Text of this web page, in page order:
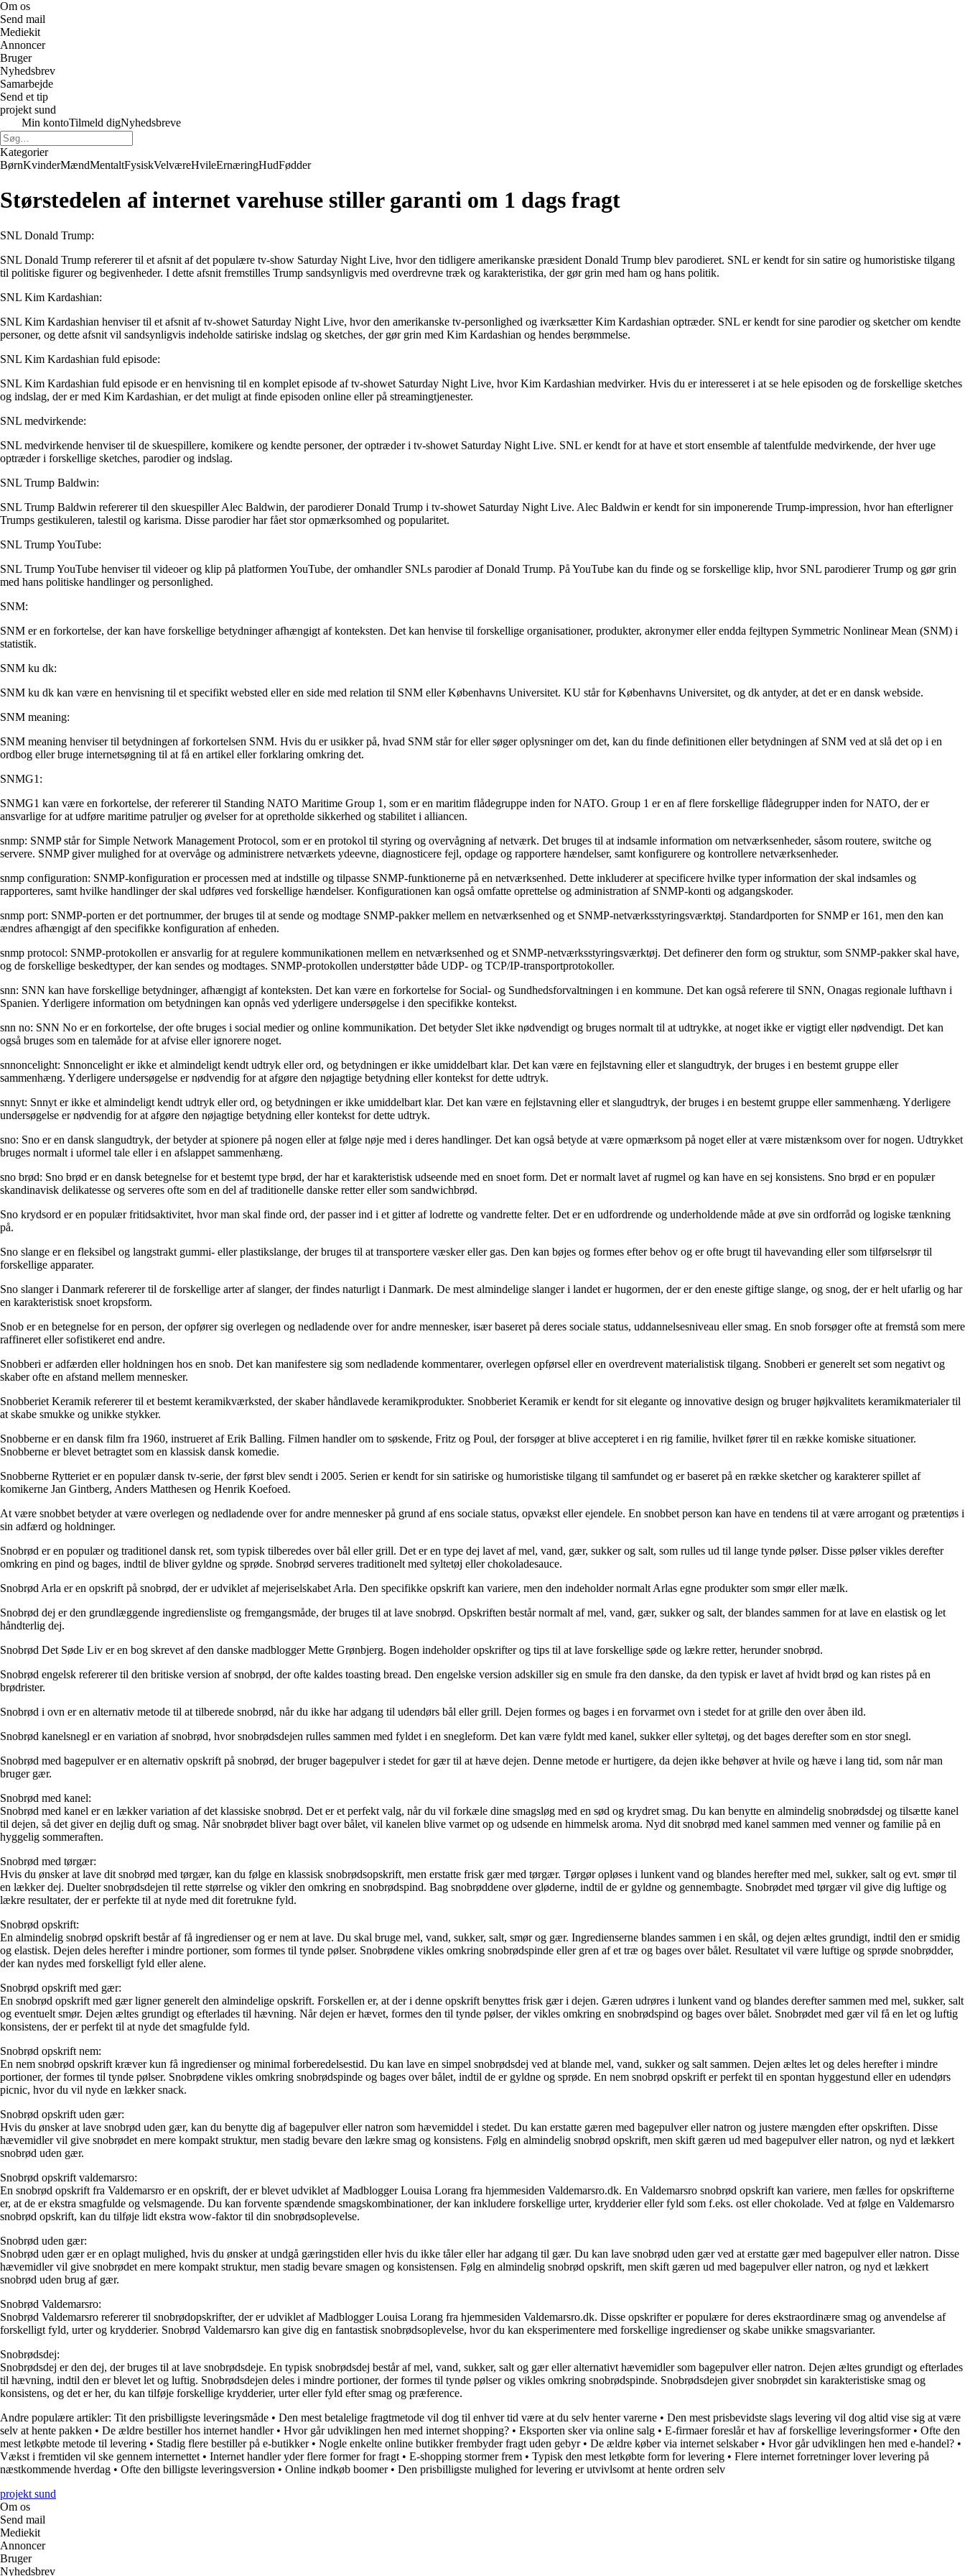
Om os
Send mail
Mediekit
Annoncer
Bruger
Nyhedsbrev
Samarbejde
Send et tip
projekt sund
Min kontoTilmeld digNyhedsbreve
Kategorier
BørnKvinderMændMentaltFysiskVelværeHvileErnæringHudFødder
Størstedelen af internet varehuse stiller garanti om 1 dags fragt
SNL Donald Trump:
SNL Donald Trump refererer til et afsnit af det populære tv-show Saturday Night Live, hvor den tidligere amerikanske præsident Donald Trump blev parodieret. SNL er kendt for sin satire og humoristiske tilgang
til politiske figurer og begivenheder. I dette afsnit fremstilles Trump sandsynligvis med overdrevne træk og karakteristika, der gør grin med ham og hans politik.
SNL Kim Kardashian:
SNL Kim Kardashian henviser til et afsnit af tv-showet Saturday Night Live, hvor den amerikanske tv-personlighed og iværksætter Kim Kardashian optræder. SNL er kendt for sine parodier og sketcher om kendte
personer, og dette afsnit vil sandsynligvis indeholde satiriske indslag og sketches, der gør grin med Kim Kardashian og hendes berømmelse.
SNL Kim Kardashian fuld episode:
SNL Kim Kardashian fuld episode er en henvisning til en komplet episode af tv-showet Saturday Night Live, hvor Kim Kardashian medvirker. Hvis du er interesseret i at se hele episoden og de forskellige sketches
og indslag, der er med Kim Kardashian, er det muligt at finde episoden online eller på streamingtjenester.
SNL medvirkende:
SNL medvirkende henviser til de skuespillere, komikere og kendte personer, der optræder i tv-showet Saturday Night Live. SNL er kendt for at have et stort ensemble af talentfulde medvirkende, der hver uge
optræder i forskellige sketches, parodier og indslag.
SNL Trump Baldwin:
SNL Trump Baldwin refererer til den skuespiller Alec Baldwin, der parodierer Donald Trump i tv-showet Saturday Night Live. Alec Baldwin er kendt for sin imponerende Trump-impression, hvor han efterligner
Trumps gestikuleren, talestil og karisma. Disse parodier har fået stor opmærksomhed og popularitet.
SNL Trump YouTube:
SNL Trump YouTube henviser til videoer og klip på platformen YouTube, der omhandler SNLs parodier af Donald Trump. På YouTube kan du finde og se forskellige klip, hvor SNL parodierer Trump og gør grin
med hans politiske handlinger og personlighed.
SNM:
SNM er en forkortelse, der kan have forskellige betydninger afhængigt af konteksten. Det kan henvise til forskellige organisationer, produkter, akronymer eller endda fejltypen Symmetric Nonlinear Mean (SNM) i
statistik.
SNM ku dk:
SNM ku dk kan være en henvisning til et specifikt websted eller en side med relation til SNM eller Københavns Universitet. KU står for Københavns Universitet, og dk antyder, at det er en dansk webside.
SNM meaning:
SNM meaning henviser til betydningen af forkortelsen SNM. Hvis du er usikker på, hvad SNM står for eller søger oplysninger om det, kan du finde definitionen eller betydningen af SNM ved at slå det op i en
ordbog eller bruge internetsøgning til at få en artikel eller forklaring omkring det.
SNMG1:
SNMG1 kan være en forkortelse, der refererer til Standing NATO Maritime Group 1, som er en maritim flådegruppe inden for NATO. Group 1 er en af flere forskellige flådegrupper inden for NATO, der er
ansvarlige for at udføre maritime patruljer og øvelser for at opretholde sikkerhed og stabilitet i alliancen.
snmp: SNMP står for Simple Network Management Protocol, som er en protokol til styring og overvågning af netværk. Det bruges til at indsamle information om netværksenheder, såsom routere, switche og
servere. SNMP giver mulighed for at overvåge og administrere netværkets ydeevne, diagnosticere fejl, opdage og rapportere hændelser, samt konfigurere og kontrollere netværksenheder.
snmp configuration: SNMP-konfiguration er processen med at indstille og tilpasse SNMP-funktionerne på en netværksenhed. Dette inkluderer at specificere hvilke typer information der skal indsamles og
rapporteres, samt hvilke handlinger der skal udføres ved forskellige hændelser. Konfigurationen kan også omfatte oprettelse og administration af SNMP-konti og adgangskoder.
snmp port: SNMP-porten er det portnummer, der bruges til at sende og modtage SNMP-pakker mellem en netværksenhed og et SNMP-netværksstyringsværktøj. Standardporten for SNMP er 161, men den kan
ændres afhængigt af den specifikke konfiguration af enheden.
snmp protocol: SNMP-protokollen er ansvarlig for at regulere kommunikationen mellem en netværksenhed og et SNMP-netværksstyringsværktøj. Det definerer den form og struktur, som SNMP-pakker skal have,
og de forskellige beskedtyper, der kan sendes og modtages. SNMP-protokollen understøtter både UDP- og TCP/IP-transportprotokoller.
snn: SNN kan have forskellige betydninger, afhængigt af konteksten. Det kan være en forkortelse for Social- og Sundhedsforvaltningen i en kommune. Det kan også referere til SNN, Onagas regionale lufthavn i
Spanien. Yderligere information om betydningen kan opnås ved yderligere undersøgelse i den specifikke kontekst.
snn no: SNN No er en forkortelse, der ofte bruges i social medier og online kommunikation. Det betyder Slet ikke nødvendigt og bruges normalt til at udtrykke, at noget ikke er vigtigt eller nødvendigt. Det kan
også bruges som en talemåde for at afvise eller ignorere noget.
snnoncelight: Snnoncelight er ikke et almindeligt kendt udtryk eller ord, og betydningen er ikke umiddelbart klar. Det kan være en fejlstavning eller et slangudtryk, der bruges i en bestemt gruppe eller
sammenhæng. Yderligere undersøgelse er nødvendig for at afgøre den nøjagtige betydning eller kontekst for dette udtryk.
snnyt: Snnyt er ikke et almindeligt kendt udtryk eller ord, og betydningen er ikke umiddelbart klar. Det kan være en fejlstavning eller et slangudtryk, der bruges i en bestemt gruppe eller sammenhæng. Yderligere
undersøgelse er nødvendig for at afgøre den nøjagtige betydning eller kontekst for dette udtryk.
sno: Sno er en dansk slangudtryk, der betyder at spionere på nogen eller at følge nøje med i deres handlinger. Det kan også betyde at være opmærksom på noget eller at være mistænksom over for nogen. Udtrykket
bruges normalt i uformel tale eller i en afslappet sammenhæng.
sno brød: Sno brød er en dansk betegnelse for et bestemt type brød, der har et karakteristisk udseende med en snoet form. Det er normalt lavet af rugmel og kan have en sej konsistens. Sno brød er en populær
skandinavisk delikatesse og serveres ofte som en del af traditionelle danske retter eller som sandwichbrød.
Sno krydsord er en populær fritidsaktivitet, hvor man skal finde ord, der passer ind i et gitter af lodrette og vandrette felter. Det er en udfordrende og underholdende måde at øve sin ordforråd og logiske tænkning
på.
Sno slange er en fleksibel og langstrakt gummi- eller plastikslange, der bruges til at transportere væsker eller gas. Den kan bøjes og formes efter behov og er ofte brugt til havevanding eller som tilførselsrør til
forskellige apparater.
Sno slanger i Danmark refererer til de forskellige arter af slanger, der findes naturligt i Danmark. De mest almindelige slanger i landet er hugormen, der er den eneste giftige slange, og snog, der er helt ufarlig og har
en karakteristisk snoet kropsform.
Snob er en betegnelse for en person, der opfører sig overlegen og nedladende over for andre mennesker, især baseret på deres sociale status, uddannelsesniveau eller smag. En snob forsøger ofte at fremstå som mere
raffineret eller sofistikeret end andre.
Snobberi er adfærden eller holdningen hos en snob. Det kan manifestere sig som nedladende kommentarer, overlegen opførsel eller en overdrevent materialistisk tilgang. Snobberi er generelt set som negativt og
skaber ofte en afstand mellem mennesker.
Snobberiet Keramik refererer til et bestemt keramikværksted, der skaber håndlavede keramikprodukter. Snobberiet Keramik er kendt for sit elegante og innovative design og bruger højkvalitets keramikmaterialer til
at skabe smukke og unikke stykker.
Snobberne er en dansk film fra 1960, instrueret af Erik Balling. Filmen handler om to søskende, Fritz og Poul, der forsøger at blive accepteret i en rig familie, hvilket fører til en række komiske situationer.
Snobberne er blevet betragtet som en klassisk dansk komedie.
Snobberne Rytteriet er en populær dansk tv-serie, der først blev sendt i 2005. Serien er kendt for sin satiriske og humoristiske tilgang til samfundet og er baseret på en række sketcher og karakterer spillet af
komikerne Jan Gintberg, Anders Matthesen og Henrik Koefoed.
At være snobbet betyder at være overlegen og nedladende over for andre mennesker på grund af ens sociale status, opvækst eller ejendele. En snobbet person kan have en tendens til at være arrogant og prætentiøs i
sin adfærd og holdninger.
Snobrød er en populær og traditionel dansk ret, som typisk tilberedes over bål eller grill. Det er en type dej lavet af mel, vand, gær, sukker og salt, som rulles ud til lange tynde pølser. Disse pølser vikles derefter
omkring en pind og bages, indtil de bliver gyldne og sprøde. Snobrød serveres traditionelt med syltetøj eller chokoladesauce.
Snobrød Arla er en opskrift på snobrød, der er udviklet af mejeriselskabet Arla. Den specifikke opskrift kan variere, men den indeholder normalt Arlas egne produkter som smør eller mælk.
Snobrød dej er den grundlæggende ingrediensliste og fremgangsmåde, der bruges til at lave snobrød. Opskriften består normalt af mel, vand, gær, sukker og salt, der blandes sammen for at lave en elastisk og let
håndterlig dej.
Snobrød Det Søde Liv er en bog skrevet af den danske madblogger Mette Grønbjerg. Bogen indeholder opskrifter og tips til at lave forskellige søde og lækre retter, herunder snobrød.
Snobrød engelsk refererer til den britiske version af snobrød, der ofte kaldes toasting bread. Den engelske version adskiller sig en smule fra den danske, da den typisk er lavet af hvidt brød og kan ristes på en
brødrister.
Snobrød i ovn er en alternativ metode til at tilberede snobrød, når du ikke har adgang til udendørs bål eller grill. Dejen formes og bages i en forvarmet ovn i stedet for at grille den over åben ild.
Snobrød kanelsnegl er en variation af snobrød, hvor snobrødsdejen rulles sammen med fyldet i en snegleform. Det kan være fyldt med kanel, sukker eller syltetøj, og det bages derefter som en stor snegl.
Snobrød med bagepulver er en alternativ opskrift på snobrød, der bruger bagepulver i stedet for gær til at hæve dejen. Denne metode er hurtigere, da dejen ikke behøver at hvile og hæve i lang tid, som når man
bruger gær.
Snobrød med kanel:
Snobrød med kanel er en lækker variation af det klassiske snobrød. Det er et perfekt valg, når du vil forkæle dine smagsløg med en sød og krydret smag. Du kan benytte en almindelig snobrødsdej og tilsætte kanel
til dejen, så det giver en dejlig duft og smag. Når snobrødet bliver bagt over bålet, vil kanelen blive varmet op og udsende en himmelsk aroma. Nyd dit snobrød med kanel sammen med venner og familie på en
hyggelig sommeraften.
Snobrød med tørgær:
Hvis du ønsker at lave dit snobrød med tørgær, kan du følge en klassisk snobrødsopskrift, men erstatte frisk gær med tørgær. Tørgør opløses i lunkent vand og blandes herefter med mel, sukker, salt og evt. smør til
en lækker dej. Duelter snobrødsdejen til rette størrelse og vikler den omkring en snobrødspind. Bag snobrøddene over gløderne, indtil de er gyldne og gennembagte. Snobrødet med tørgær vil give dig luftige og
lækre resultater, der er perfekte til at nyde med dit foretrukne fyld.
Snobrød opskrift:
En almindelig snobrød opskrift består af få ingredienser og er nem at lave. Du skal bruge mel, vand, sukker, salt, smør og gær. Ingredienserne blandes sammen i en skål, og dejen æltes grundigt, indtil den er smidig
og elastisk. Dejen deles herefter i mindre portioner, som formes til tynde pølser. Snobrødene vikles omkring snobrødspinde eller gren af et træ og bages over bålet. Resultatet vil være luftige og sprøde snobrødder,
der kan nydes med forskelligt fyld eller alene.
Snobrød opskrift med gær:
En snobrød opskrift med gær ligner generelt den almindelige opskrift. Forskellen er, at der i denne opskrift benyttes frisk gær i dejen. Gæren udrøres i lunkent vand og blandes derefter sammen med mel, sukker, salt
og eventuelt smør. Dejen æltes grundigt og efterlades til hævning. Når dejen er hævet, formes den til tynde pølser, der vikles omkring en snobrødspind og bages over bålet. Snobrødet med gær vil få en let og luftig
konsistens, der er perfekt til at nyde det smagfulde fyld.
Snobrød opskrift nem:
En nem snobrød opskrift kræver kun få ingredienser og minimal forberedelsestid. Du kan lave en simpel snobrødsdej ved at blande mel, vand, sukker og salt sammen. Dejen æltes let og deles herefter i mindre
portioner, der formes til tynde pølser. Snobrødene vikles omkring snobrødspinde og bages over bålet, indtil de er gyldne og sprøde. En nem snobrød opskrift er perfekt til en spontan hyggestund eller en udendørs
picnic, hvor du vil nyde en lækker snack.
Snobrød opskrift uden gær:
Hvis du ønsker at lave snobrød uden gær, kan du benytte dig af bagepulver eller natron som hævemiddel i stedet. Du kan erstatte gæren med bagepulver eller natron og justere mængden efter opskriften. Disse
hævemidler vil give snobrødet en mere kompakt struktur, men stadig bevare den lækre smag og konsistens. Følg en almindelig snobrød opskrift, men skift gæren ud med bagepulver eller natron, og nyd et lækkert
snobrød uden gær.
Snobrød opskrift valdemarsro:
En snobrød opskrift fra Valdemarsro er en opskrift, der er blevet udviklet af Madblogger Louisa Lorang fra hjemmesiden Valdemarsro.dk. En Valdemarsro snobrød opskrift kan variere, men fælles for opskrifterne
er, at de er ekstra smagfulde og velsmagende. Du kan forvente spændende smagskombinationer, der kan inkludere forskellige urter, krydderier eller fyld som f.eks. ost eller chokolade. Ved at følge en Valdemarsro
snobrød opskrift, kan du tilføje lidt ekstra wow-faktor til din snobrødsoplevelse.
Snobrød uden gær:
Snobrød uden gær er en oplagt mulighed, hvis du ønsker at undgå gæringstiden eller hvis du ikke tåler eller har adgang til gær. Du kan lave snobrød uden gær ved at erstatte gær med bagepulver eller natron. Disse
hævemidler vil give snobrødet en mere kompakt struktur, men stadig bevare smagen og konsistensen. Følg en almindelig snobrød opskrift, men skift gæren ud med bagepulver eller natron, og nyd et lækkert
snobrød uden brug af gær.
Snobrød Valdemarsro:
Snobrød Valdemarsro refererer til snobrødopskrifter, der er udviklet af Madblogger Louisa Lorang fra hjemmesiden Valdemarsro.dk. Disse opskrifter er populære for deres ekstraordinære smag og anvendelse af
forskelligt fyld, urter og krydderier. Snobrød Valdemarsro kan give dig en fantastisk snobrødsoplevelse, hvor du kan eksperimentere med forskellige ingredienser og skabe unikke smagsvarianter.
Snobrødsdej:
Snobrødsdej er den dej, der bruges til at lave snobrødsdeje. En typisk snobrødsdej består af mel, vand, sukker, salt og gær eller alternativt hævemidler som bagepulver eller natron. Dejen æltes grundigt og efterlades
til hævning, indtil den er blevet let og luftig. Snobrødsdejen deles i mindre portioner, der formes til tynde pølser og vikles omkring snobrødspinde. Snobrødsdejen giver snobrødet sin karakteristiske smag og
konsistens, og det er her, du kan tilføje forskellige krydderier, urter eller fyld efter smag og præference.
Andre populære artikler: Tit den prisbilligste leveringsmåde • Den mest betalelige fragtmetode vil dog til enhver tid være at du selv henter varerne • Den mest prisbevidste slags levering vil dog altid vise sig at være
selv at hente pakken • De ældre bestiller hos internet handler• Hvor går udviklingen hen med internet shopping? • Eksporten sker via online salg • E-firmaer foreslår et hav af forskellige leveringsformer• Ofte den
mest letkøbte metode til levering • Stadig flere bestiller på e-butikker• Nogle enkelte online butikker frembyder fragt uden gebyr• De ældre køber via internet selskaber• Hvor går udviklingen hen med e-handel? •
Vækst i fremtiden vil ske gennem internettet • Internet handler yder flere former for fragt • E-shopping stormer frem • Typisk den mest letkøbte form for levering • Flere internet forretninger lover levering på
næstkommende hverdag • Ofte den billigste leveringsversion • Online indkøb boomer• Den prisbilligste mulighed for levering er utvivlsomt at hente ordren selv
projekt sund
Om os
Send mail
Mediekit
Annoncer
Bruger
Nyhedsbrev